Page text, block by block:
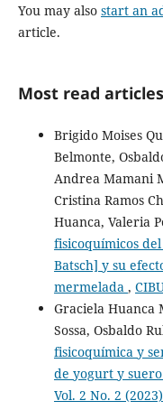
You may also start an
article.
Most read
Brigido Moises
Belmonte,
Andrea Mamani
Cristina Ramos
Huanca, Valeria
fisicoquímicos
Batsch] y su
mermelada ,
Graciela Huanca
Sossa, Osbaldo
fisicoquímica y
de yogurt y
Vol. 2 No. 2 (2023)